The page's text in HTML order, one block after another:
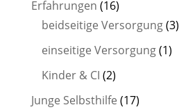
Erfahrungen (16)
beidseitige Versorgung(3)
einseitige Versorgung(1)
Kinder & CI (2)
Junge Selbsthilfe (17)